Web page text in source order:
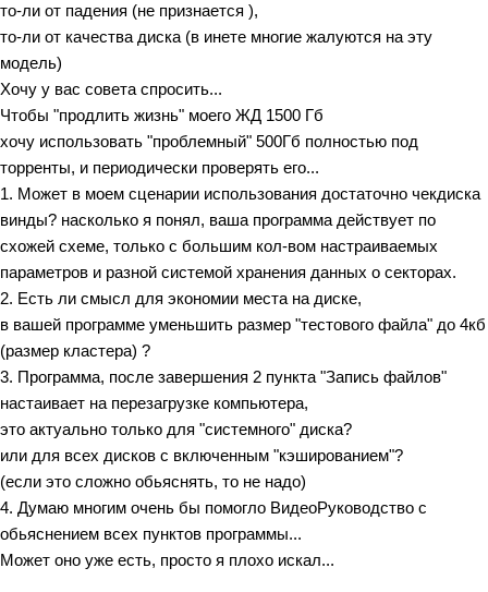
то-ли от падения (не признается ),
то-ли от качества диска (в инете многие жалуются на эту
модель)
Хочу у вас совета спросить...
Чтобы "продлить жизнь" моего ЖД 1500 Гб
хочу использовать "проблемный" 500Гб полностью под
торренты, и периодически проверять его...
1. Может в моем сценарии использования достаточно чекдиска
винды? насколько я понял, ваша программа действует по
схожей схеме, только с большим кол-вом настраиваемых
параметров и разной системой хранения данных о секторах.
2. Есть ли смысл для экономии места на диске,
в вашей программе уменьшить размер "тестового файла" до 4кб
(размер кластера) ?
3. Программа, после завершения 2 пункта "Запись файлов"
настаивает на перезагрузке компьютера,
это актуально только для "системного" диска?
или для всех дисков с включенным "кэшированием"?
(если это сложно обьяснять, то не надо)
4. Думаю многим очень бы помогло ВидеоРуководство с
обьяснением всех пунктов программы...
Может оно уже есть, просто я плохо искал...